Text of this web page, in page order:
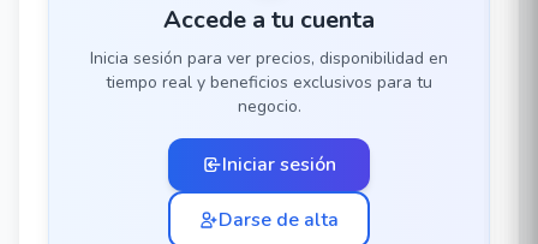
Accede a tu cuenta
Inicia sesión para ver precios, disponibilidad en
tiempo real y beneficios exclusivos para tu
negocio.
Iniciar sesión
Darse de alta